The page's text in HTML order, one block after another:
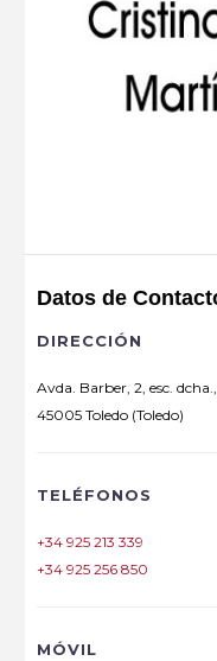
Datos de
DIRECCIÓN
Avda. Barber, 2, esc.
45005 Toledo (Toledo)
TELÉFONOS
+34 925 213 339
+34 925 256 850
MÓVIL